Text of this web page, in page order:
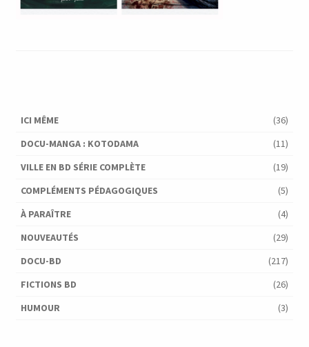
ICI MÊME
(36)
DOCU-MANGA : KOTODAMA
(11)
VILLE EN BD SÉRIE COMPLÈTE
(19)
COMPLÉMENTS PÉDAGOGIQUES
(5)
À PARAÎTRE
(4)
NOUVEAUTÉS
(29)
DOCU-BD
(217)
FICTIONS BD
(26)
HUMOUR
(3)